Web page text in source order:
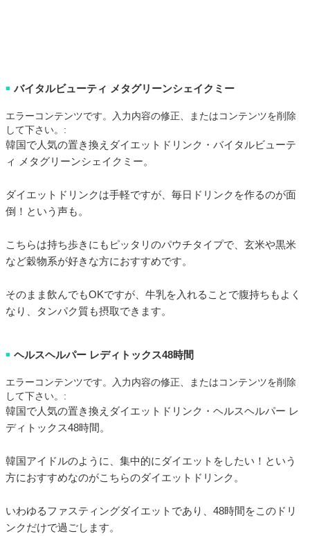
■ バイタルビューティ メタグリーンシェイクミー
エラーコンテンツです。入力内容の修正、またはコンテンツを削除
して下さい。:
韓国で人気の置き換えダイエットドリンク・バイタルビューテ
ィ メタグリーンシェイクミー。
ダイエットドリンクは手軽ですが、毎日ドリンクを作るのが面
倒！という声も。
こちらは持ち歩きにもピッタリのパウチタイプで、玄米や黒米
など穀物系が好きな方におすすめです。
そのまま飲んでもOKですが、牛乳を入れることで腹持ちもよく
なり、タンパク質も摂取できます。
■ ヘルスヘルパー レディトックス48時間
エラーコンテンツです。入力内容の修正、またはコンテンツを削除
して下さい。:
韓国で人気の置き換えダイエットドリンク・ヘルスヘルパー レ
ディトックス48時間。
韓国アイドルのように、集中的にダイエットをしたい！という
方におすすめなのがこちらのダイエットドリンク。
いわゆるファスティングダイエットであり、48時間をこのドリ
ンクだけで過ごします。